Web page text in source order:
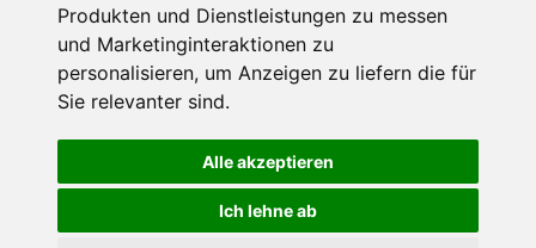
Produkten und Dienstleistungen zu messen
und Marketinginteraktionen zu
personalisieren, um Anzeigen zu liefern die für
Sie relevanter sind.
Alle akzeptieren
Ich lehne ab